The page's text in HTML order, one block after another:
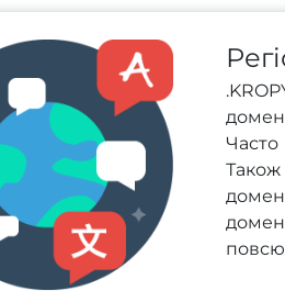
Також